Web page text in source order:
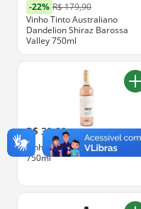
-22% R$ 179,90
Vinho Tinto Australiano
Dandelion Shiraz Barossa
Valley 750ml
R$ 39,99
Vinho Rose Uruguaio Traversa
750ml